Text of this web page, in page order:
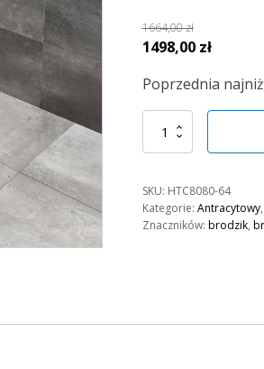
1664,00zł
Pierwotna
wynosiła:
1664,00 zł.
1498,00 zł
wynosi:
Poprzednia
ilość
80x80
Antracytowy
SKU: HTC8080-64
Kategorie: Antracytowy,
Znaczników: brodzik,